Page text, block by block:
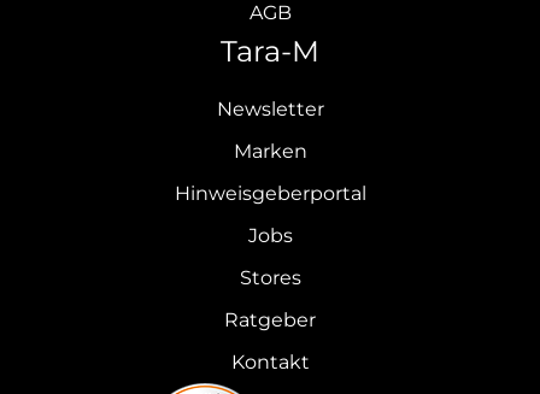
AGB
Tara-M
Newsletter
Marken
Hinweisgeberportal
Jobs
Stores
Ratgeber
Kontakt